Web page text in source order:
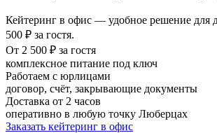
Кейтеринг в офис — удобное решение для
500 ₽ за гостя.
От 2 500 ₽ за гостя
комплексное питание под ключ
Работаем с юрлицами
договор, счёт, закрывающие документы
Доставка от 2 часов
оперативно в любую точку Люберцах
Заказать кейтеринг в офис